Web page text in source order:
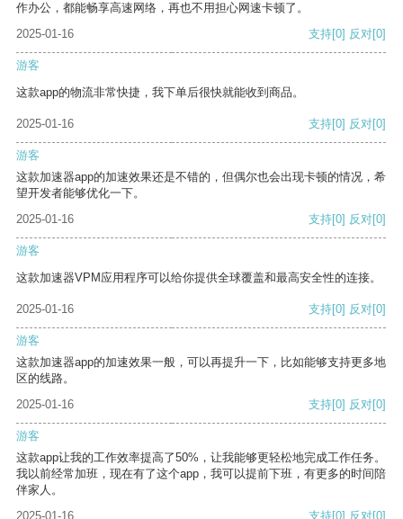
作办公，都能畅享高速网络，再也不用担心网速卡顿了。
2025-01-16
支持[0] 反对[0]
游客
这款app的物流非常快捷，我下单后很快就能收到商品。
2025-01-16 支持[0] 反对[0]
游客
这款加速器app的加速效果还是不错的，但偶尔也会出现卡顿的情况，希
望开发者能够优化一下。
2025-01-16
支持[0] 反对[0]
游客
这款加速器VPM应用程序可以给你提供全球覆盖和最高安全性的连接。
2025-01-16 支持[0] 反对[0]
游客
这款加速器app的加速效果一般，可以再提升一下，比如能够支持更多地
区的线路。
2025-01-16
支持[0] 反对[0]
游客
这款app让我的工作效率提高了50%，让我能够更轻松地完成工作任务。
我以前经常加班，现在有了这个app，我可以提前下班，有更多的时间陪
伴家人。
2025-01-16
支持[0] 反对[0]